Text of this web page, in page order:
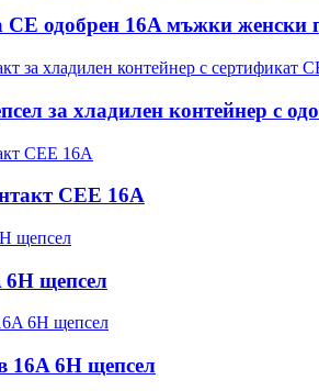
CE одобрен 16A мъжки женски
за хладилен контейнер с
CEE 16A
6H щепсел
16A 6H щепсел